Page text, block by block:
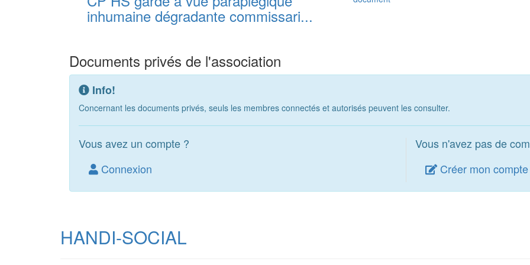
inhumaine dégradante commissari...
Documents privés de l'association
Info!
Concernant les documents privés, seuls les membres connectés et autorisés peuvent les consulter.
Vous avez un compte ?
Connexion
Vous n'avez pas de
Créer mon compte
HANDI-SOCIAL